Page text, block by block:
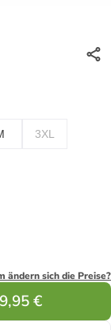
3XL
ändern sich die Preise?
€